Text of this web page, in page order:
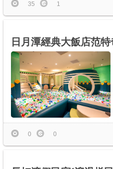
35 1
日月潭經典大飯店范特
0 0